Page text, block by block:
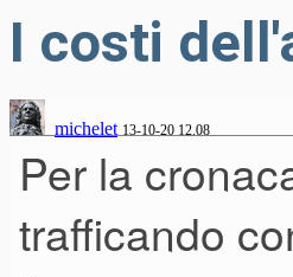
I costi
michelet 13-10-20 12.08
Per la
trafficando